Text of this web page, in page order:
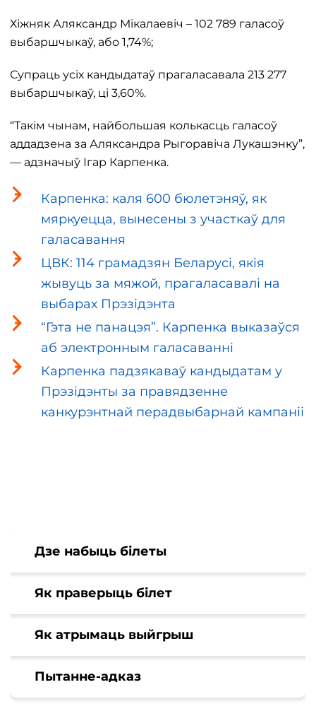
Хіжняк Аляксандр Мікалаевіч – 102 789 галасоў
выбаршчыкаў, або 1,74%;
Супраць усіх кандыдатаў прагаласавала 213 277
выбаршчыкаў, ці 3,60%.
“Такім чынам, найбольшая колькасць галасоў
аддадзена за Аляксандра Рыгоравіча Лукашэнку”,
— адзначыў Ігар Карпенка.
Карпенка: каля 600 бюлетэняў, як
мяркуецца, вынесены з участкаў для
галасавання
ЦВК: 114 грамадзян Беларусі, якія
жывуць за мяжой, прагаласавалі на
выбарах Прэзідэнта
“Гэта не панацэя”. Карпенка выказаўся
аб электронным галасаванні
Карпенка падзякаваў кандыдатам у
Прэзідэнты за правядзенне
канкурэнтнай перадвыбарнай кампаніі
Дзе набыць білеты
Як праверыць білет
Як атрымаць выйгрыш
Пытанне-адказ